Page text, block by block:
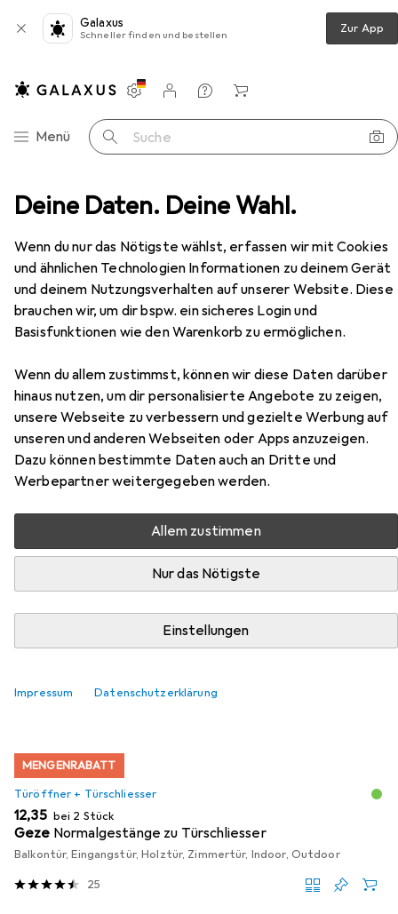
Deine Daten. Deine Wahl.
Wenn du nur das Nötigste wählst, erfassen wir mit Cookies
und ähnlichen Technologien Informationen zu deinem Gerät
und deinem Nutzungsverhalten auf unserer Website. Diese
brauchen wir, um dir bspw. ein sicheres Login und
Basisfunktionen wie den Warenkorb zu ermöglichen.
Wenn du allem zustimmst, können wir diese Daten darüber
hinaus nutzen, um dir personalisierte Angebote zu zeigen,
unsere Webseite zu verbessern und gezielte Werbung auf
unseren und anderen Webseiten oder Apps anzuzeigen.
Dazu können bestimmte Daten auch an Dritte und
Werbepartner weitergegeben werden.
Allem zustimmen
Nur das Nötigste
Einstellungen
Impressum Datenschutzerklärung
Galaxus
Schneller finden und bestellen Zur App
Navigation nach Kategorien
Menü Suche
Einstellungen
Kundenkonto
Vergleichslisten
Merklisten
Warenkorb
Türöffner + Türschliesser Geze TS 4000
GezeTS 4000
Glastür, Indoor
Zubehör für Geze TS 4000
Hier findest du passendes Zubehör zum Produkt Geze TS
4000 aus der Kategorie Türöffner + Türschliesser.
Relevanz
Produktliste
Türöffner + Türschliesser
GezeFeststellgestänge
Balkontür, Eingangstür, Holztür, Zimmertür, Indoor
MENGENRABATT
Türöffner + Türschliesser
EUR
12,35 bei 2 Stück
Geze Normalgestänge zu Türschliesser
Balkontür, Eingangstür, Holztür, Zimmertür, Indoor, Outdoor
25